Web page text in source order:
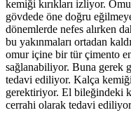
kemiği kırıkları izliyor.
gövdede öne doğru
dönemlerde nefes alırken
bu yakınmaları ortadan
omur içine bir tür çimento
sağlanabiliyor. Buna gerek
tedavi ediliyor. Kalça
gerektiriyor. El bileğindeki
cerrahi olarak tedavi